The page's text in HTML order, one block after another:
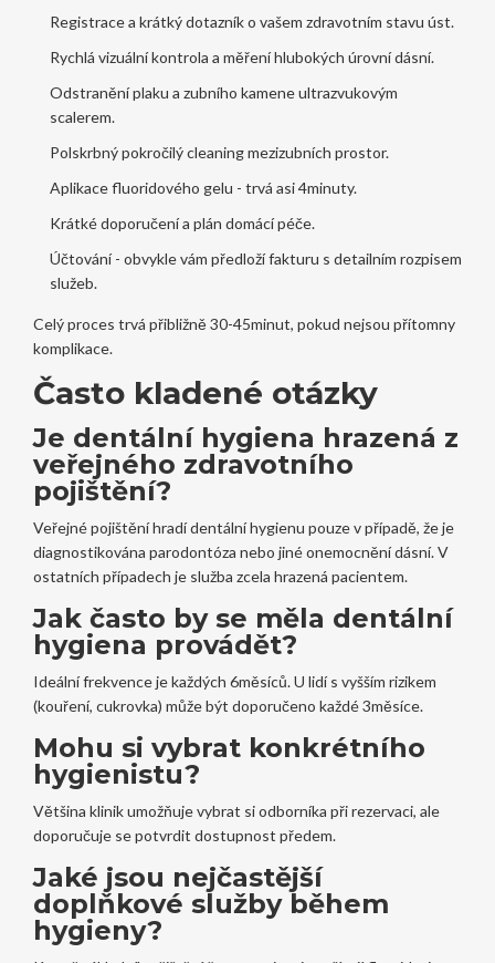
Registrace a krátký dotazník o vašem zdravotním stavu úst.
Rychlá vizuální kontrola a měření hlubokých úrovní dásní.
Odstranění plaku a zubního kamene ultrazvukovým
scalerem.
Polskrbný pokročilý cleaning mezizubních prostor.
Aplikace fluoridového gelu - trvá asi 4minuty.
Krátké doporučení a plán domácí péče.
Účtování - obvykle vám předloží fakturu s detailním rozpisem
služeb.
Celý proces trvá přibližně 30-45minut, pokud nejsou přítomny
komplikace.
Často kladené otázky
Je dentální hygiena hrazená z
veřejného zdravotního
pojištění?
Veřejné pojištění hradí dentální hygienu pouze v případě, že je
diagnostikována parodontóza nebo jiné onemocnění dásní. V
ostatních případech je služba zcela hrazená pacientem.
Jak často by se měla dentální
hygiena provádět?
Ideální frekvence je každých 6měsíců. U lidí s vyšším rizikem
(kouření, cukrovka) může být doporučeno každé 3měsíce.
Mohu si vybrat konkrétního
hygienistu?
Většina klinik umožňuje vybrat si odborníka při rezervaci, ale
doporučuje se potvrdit dostupnost předem.
Jaké jsou nejčastější
doplňkové služby během
hygieny?